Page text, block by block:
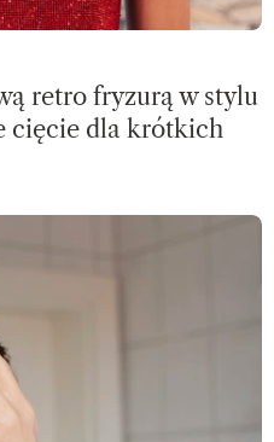
retro fryzurą w stylu
cięcie dla krótkich